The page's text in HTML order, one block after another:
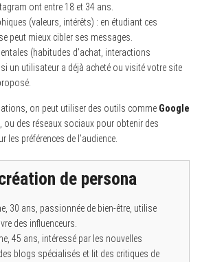
ont entre 18 et 34 ans.
(valeurs, intérêts) : en étudiant ces
peut mieux cibler ses messages.
(habitudes d’achat, interactions
un utilisateur a déjà acheté ou visité votre site
on peut utiliser des outils comme Google
ou des réseaux sociaux pour obtenir des
les préférences de l’audience.
de persona
30 ans, passionnée de bien-être, utilise
des influenceurs.
45 ans, intéressé par les nouvelles
blogs spécialisés et lit des critiques de